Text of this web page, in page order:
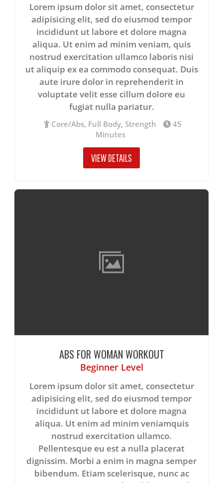
Lorem ipsum dolor sit amet, consectetur
adipisicing elit, sed do eiusmod tempor
incididunt ut labore et dolore magna
aliqua. Ut enim ad minim veniam, quis
nostrud exercitation ullamco laboris nisi
ut aliquip ex ea commodo consequat. Duis
aute irure dolor in reprehenderit in
voluptate velit esse cillum dolore eu
fugiat nulla pariatur.
Core/Abs, Full Body, Strength
45
Minutes
VIEW DETAILS
ABS FOR WOMAN WORKOUT
Beginner Level
Lorem ipsum dolor sit amet, consectetur
adipisicing elit, sed do eiusmod tempor
incididunt ut labore et dolore magna
aliqua. Ut enim ad minim veniamquis
nostrud exercitation ullamco.
Pellentesque eu est a nulla placerat
dignissim. Morbi a enim in magna semper
bibendum. Etiam scelerisque, nunc ac